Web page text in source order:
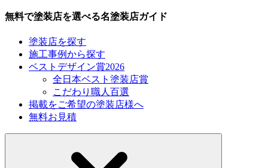
無料で塗装店を選べる名塗装店ガイド
塗装店を探す
施工事例から探す
ベストデザイン賞2026
全日本ベスト塗装店賞
こだわり職人百選
掲載をご希望の塗装店様へ
無料お見積